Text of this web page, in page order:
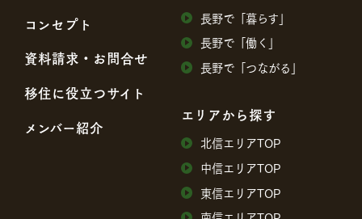
コンセプト
資料請求・お問合せ
移住に役⽴つサイト
メンバー紹介
⻑野で「暮らす」
⻑野で「働く」
⻑野で「つながる」
エリアから探す
北信エリアTOP
中信エリアTOP
東信エリアTOP